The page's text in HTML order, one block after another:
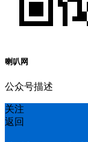
喇叭网
公众号描述
关注
返回